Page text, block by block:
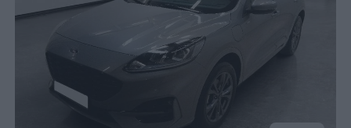
Marchi